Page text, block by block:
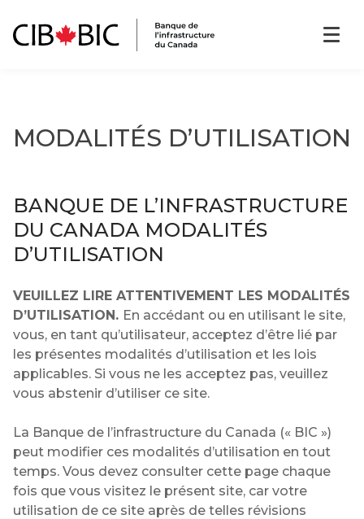
MODALITÉS D’UTILISATION
BANQUE DE L’INFRASTRUCTURE
DU CANADA MODALITÉS
D’UTILISATION
VEUILLEZ LIRE ATTENTIVEMENT LES MODALITÉS
D’UTILISATION. En accédant ou en utilisant le site,
vous, en tant qu’utilisateur, acceptez d’être lié par
les présentes modalités d’utilisation et les lois
applicables. Si vous ne les acceptez pas, veuillez
vous abstenir d’utiliser ce site.
La Banque de l’infrastructure du Canada (« BIC »)
peut modifier ces modalités d’utilisation en tout
temps. Vous devez consulter cette page chaque
fois que vous visitez le présent site, car votre
utilisation de ce site après de telles révisions